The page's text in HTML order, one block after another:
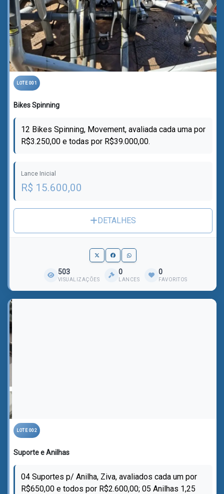
LOTE 001
Bikes Spinning
12 Bikes Spinning, Movement, avaliada cada uma por
R$3.250,00 e todas por R$39.000,00.
Lance Inicial
R$ 15.600,00
DETALHES
503
VISUALIZAÇÕES
0
LANCES
0
FAVORITOS
LOTE 002
Suporte e Anilhas
04 Suportes p/ Anilha, Ziva, avaliados cada um por
R$650,00 e todos por R$2.600,00; 05 Anilhas 1,25